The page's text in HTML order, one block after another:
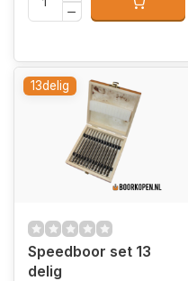
13delig
Speedboor set 13
delig